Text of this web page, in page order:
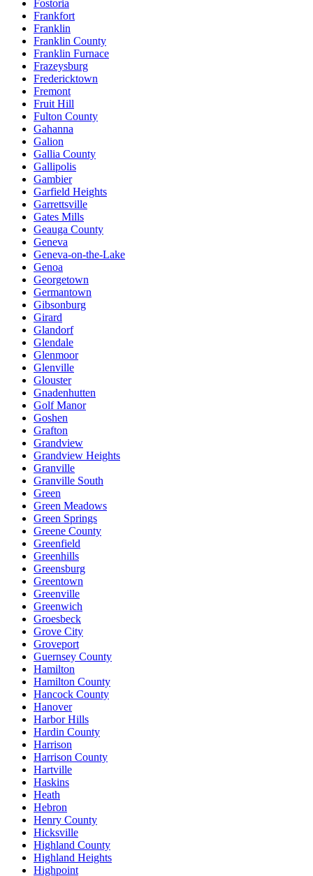
Fostoria
Frankfort
Franklin
Franklin County
Franklin Furnace
Frazeysburg
Fredericktown
Fremont
Fruit Hill
Fulton County
Gahanna
Galion
Gallia County
Gallipolis
Gambier
Garfield Heights
Garrettsville
Gates Mills
Geauga County
Geneva
Geneva-on-the-Lake
Genoa
Georgetown
Germantown
Gibsonburg
Girard
Glandorf
Glendale
Glenmoor
Glenville
Glouster
Gnadenhutten
Golf Manor
Goshen
Grafton
Grandview
Grandview Heights
Granville
Granville South
Green
Green Meadows
Green Springs
Greene County
Greenfield
Greenhills
Greensburg
Greentown
Greenville
Greenwich
Groesbeck
Grove City
Groveport
Guernsey County
Hamilton
Hamilton County
Hancock County
Hanover
Harbor Hills
Hardin County
Harrison
Harrison County
Hartville
Haskins
Heath
Hebron
Henry County
Hicksville
Highland County
Highland Heights
Highpoint